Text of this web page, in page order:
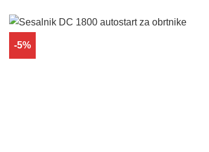
-5%